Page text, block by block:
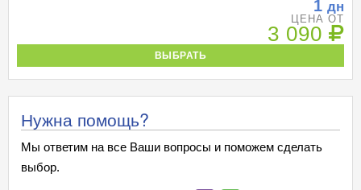
1 дн
ЦЕНА ОТ
3 090
ВЫБРАТЬ
Нужна помощь?
Мы ответим на все Ваши вопросы и поможем сделать
выбор.